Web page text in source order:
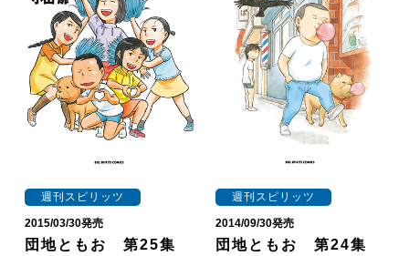
週刊スピリッツ
2015/03/30発売
団地ともお 第25集
週刊スピリッツ
2014/09/30発売
団地ともお 第24集